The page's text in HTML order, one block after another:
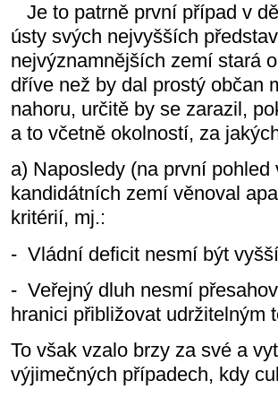
Je to patrně první případ v
ústy svých nejvyšších
nejvýznamnějších zemí stará
dříve než by dal prostý občan
nahoru, určitě by se zarazil,
a to včetně okolností, za
a) Naposledy (na první
kandidátních zemí věnoval
kritérií, mj.:
- Vládní deficit nesmí být
- Veřejný dluh nesmí
hranici přibližovat udržitelným
To však vzalo brzy za své a
výjimečných případech, kdy